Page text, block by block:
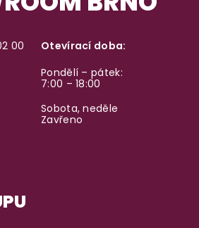
00
Otevírací doba:
Pondělí – pátek:
7:00 – 18:00
Sobota, neděle
Zavřeno